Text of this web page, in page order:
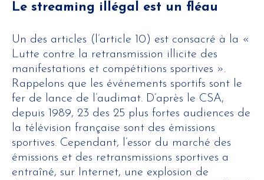
Le streaming illégal est un fléau
Un des articles (l’article 10) est consacré à la «
Lutte contre la retransmission illicite des
manifestations et compétitions sportives ».
Rappelons que les événements sportifs sont le
fer de lance de l’audimat. D’après le CSA,
depuis 1989, 23 des 25 plus fortes audiences de
la télévision française sont des émissions
sportives. Cependant, l’essor du marché des
émissions et des retransmissions sportives a
entraîné, sur Internet, une explosion de